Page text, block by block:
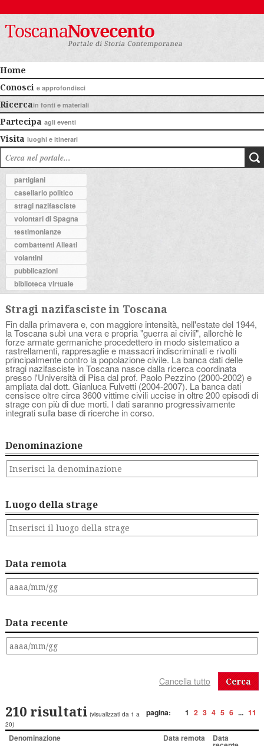
Home
Conosci e approfondisci
Ricercain fonti e materiali
Partecipa agli eventi
Visita luoghi e itinerari
partigiani
casellario politico
stragi nazifasciste
volontari di Spagna
testimonianze
combattenti Alleati
volantini
pubblicazioni
biblioteca virtuale
Stragi nazifasciste in Toscana
Fin dalla primavera e, con maggiore intensità, nell'estate del 1944,
la Toscana subì una vera e propria "guerra ai civili", allorchè le
forze armate germaniche procedettero in modo sistematico a
rastrellamenti, rappresaglie e massacri indiscriminati e rivolti
principalmente contro la popolazione civile. La banca dati delle
stragi nazifasciste in Toscana nasce dalla ricerca coordinata
presso l'Università di Pisa dal prof. Paolo Pezzino (2000-2002) e
ampliata dal dott. Gianluca Fulvetti (2004-2007). La banca dati
censisce oltre circa 3600 vittime civili uccise in oltre 200 episodi di
strage con più di due morti. I dati saranno progressivamente
integrati sulla base di ricerche in corso.
Denominazione
Luogo della strage
Data remota
Data recente
Cerca
pagina: 1 2 3 4 5 6 ... 11
210 risultati (visualizzati da 1 a
20)
Denominazione Data remota Data